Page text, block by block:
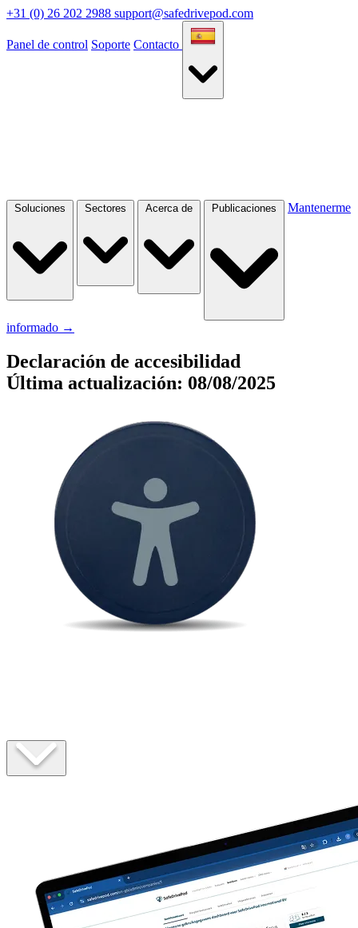
+31 (0) 26 202 2988 support@safedrivepod.com
Panel de control Soporte Contacto
Soluciones Sectores Acerca de Publicaciones Mantenerme
informado →
Declaración de accesibilidad
Última actualización: 08/08/2025